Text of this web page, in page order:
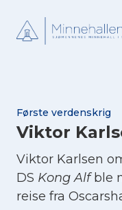
Første verdenskrig
Viktor
Viktor Karlsen
DS Kong Alfble
reise fra